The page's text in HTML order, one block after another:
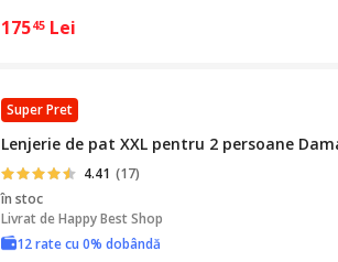
17545 Lei
Super Pret
Lenjerie de pat XXL pentru 2 persoane
4.41 (17)
în stoc
Livrat deHappy Best Shop
12 rate cu 0% dobândă